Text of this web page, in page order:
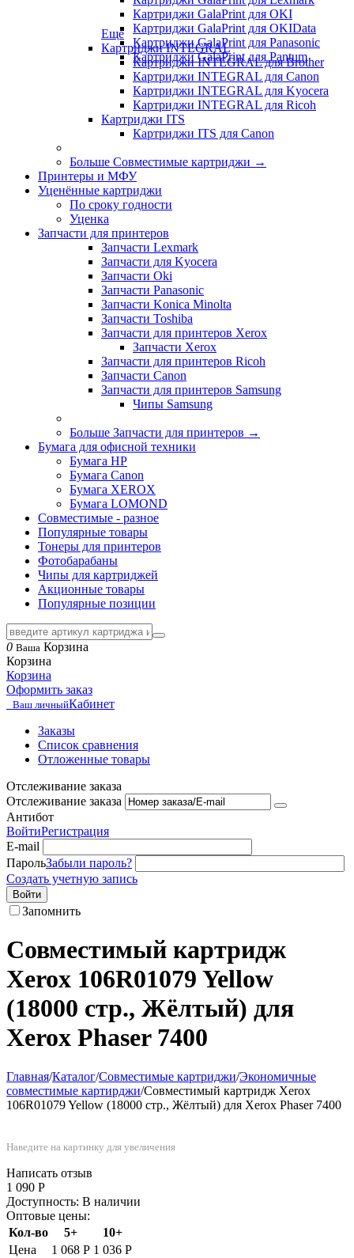
Картриджи GalaPrint для OKI
Картриджи GalaPrint для OKIData
Картриджи GalaPrint для Panasonic
Картриджи GalaPrint для Pantum
Еще
Картриджи INTEGRAL
Картриджи INTEGRAL для Brother
Картриджи INTEGRAL для Canon
Картриджи INTEGRAL для Kyocera
Картриджи INTEGRAL для Ricoh
Картриджи ITS
Картриджи ITS для Canon
Больше Совместимые картриджи →
Принтеры и МФУ
Уценённые картриджи
По сроку годности
Уценка
Запчасти для принтеров
Запчасти Lexmark
Запчасти для Kyocera
Запчасти Oki
Запчасти Panasonic
Запчасти Koniсa Minolta
Запчасти Toshiba
Запчасти для принтеров Xerox
Запчасти Xerox
Запчасти для принтеров Ricoh
Запчасти Canon
Запчасти для принтеров Samsung
Чипы Samsung
Больше Запчасти для принтеров →
Бумага для офисной техники
Бумага HP
Бумага Canon
Бумага XEROX
Бумага LOMOND
Совместимые - разное
Популярные товары
Тонеры для принтеров
Фотобарабаны
Чипы для картриджей
Акционные товары
Популярные позиции
0 Ваша Корзина
Корзина
Корзина
Оформить заказ
Ваш личныйКабинет
Заказы
Список сравнения
Отложенные товары
Отслеживание заказа
Отслеживание заказа
Антибот
ВойтиРегистрация
E-mail
ПарольЗабыли пароль?
Создать учетную запись
Войти
Запомнить
Совместимый картридж
Xerox 106R01079 Yellow
(18000 стр., Жёлтый) для
Xerox Phaser 7400
Главная/Каталог/Совместимые картриджи/Экономичные
совместимые картирджи/Совместимый картридж Xerox
106R01079 Yellow (18000 стр., Жёлтый) для Xerox Phaser 7400
Наведите на картинку для увеличения
Написать отзыв
1 090 Р
Доступность: В наличии
Оптовые цены:
Кол-во
5+
10+
Цена
1 068 Р 1 036 Р